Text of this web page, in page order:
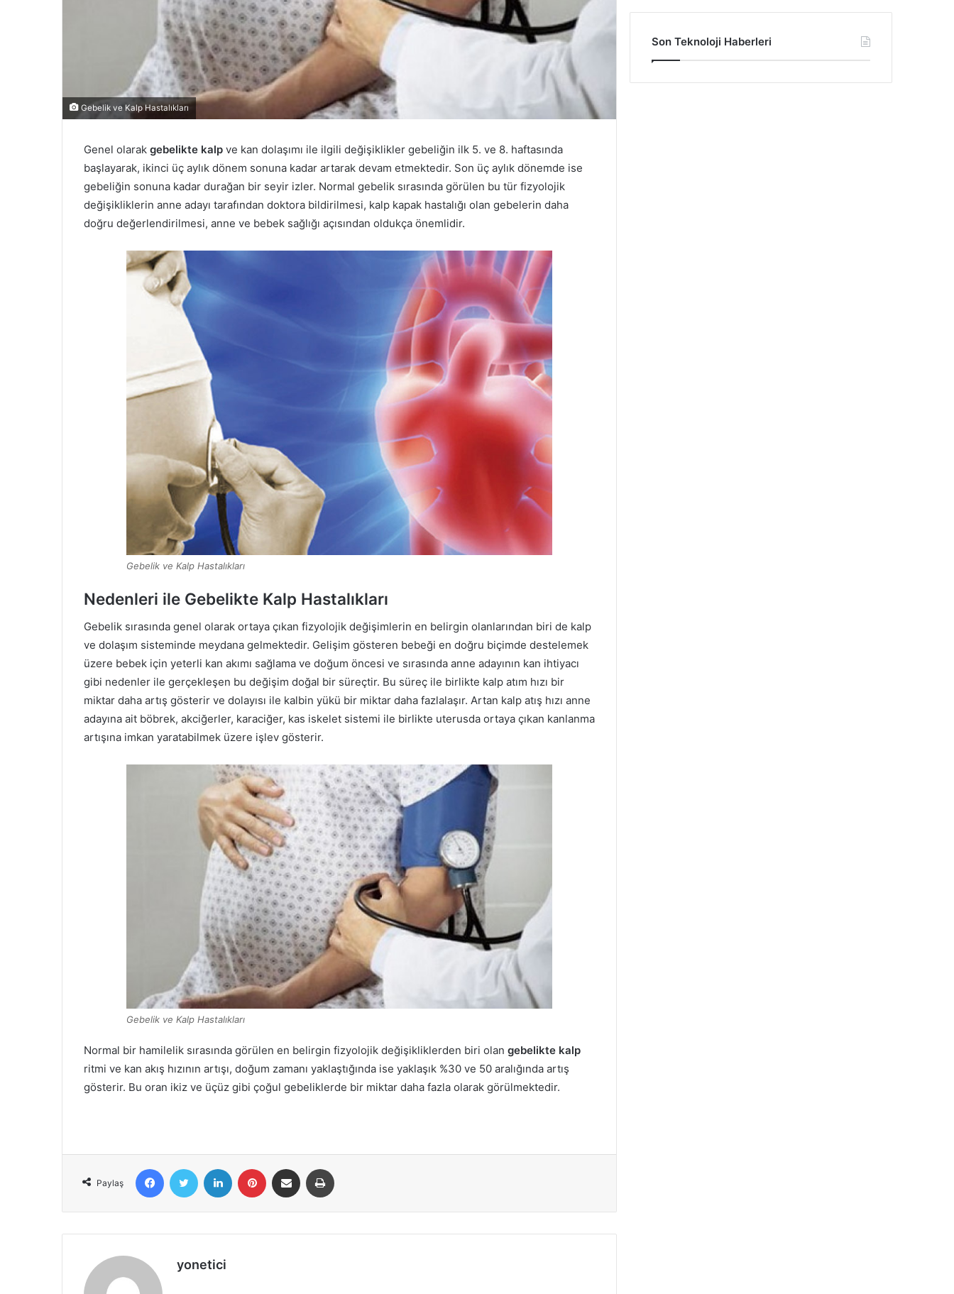
Gebelik ve Kalp Hastalıkları
Genel olarak gebelikte kalp ve kan dolaşımı ile ilgili değişiklikler gebeliğin ilk 5. ve 8. haftasında
başlayarak, ikinci üç aylık dönem sonuna kadar artarak devam etmektedir. Son üç aylık dönemde ise
gebeliğin sonuna kadar durağan bir seyir izler. Normal gebelik sırasında görülen bu tür fizyolojik
değişikliklerin anne adayı tarafından doktora bildirilmesi, kalp kapak hastalığı olan gebelerin daha
doğru değerlendirilmesi, anne ve bebek sağlığı açısından oldukça önemlidir.
Gebelik ve Kalp Hastalıkları
Nedenleri ile Gebelikte Kalp Hastalıkları
Gebelik sırasında genel olarak ortaya çıkan fizyolojik değişimlerin en belirgin olanlarından biri de kalp
ve dolaşım sisteminde meydana gelmektedir. Gelişim gösteren bebeği en doğru biçimde destelemek
üzere bebek için yeterli kan akımı sağlama ve doğum öncesi ve sırasında anne adayının kan ihtiyacı
gibi nedenler ile gerçekleşen bu değişim doğal bir süreçtir. Bu süreç ile birlikte kalp atım hızı bir
miktar daha artış gösterir ve dolayısı ile kalbin yükü bir miktar daha fazlalaşır. Artan kalp atış hızı anne
adayına ait böbrek, akciğerler, karaciğer, kas iskelet sistemi ile birlikte uterusda ortaya çıkan kanlanma
artışına imkan yaratabilmek üzere işlev gösterir.
Gebelik ve Kalp Hastalıkları
Normal bir hamilelik sırasında görülen en belirgin fizyolojik değişikliklerden biri olan gebelikte kalp
ritmi ve kan akış hızının artışı, doğum zamanı yaklaştığında ise yaklaşık %30 ve 50 aralığında artış
gösterir. Bu oran ikiz ve üçüz gibi çoğul gebeliklerde bir miktar daha fazla olarak görülmektedir.
Paylaş
Facebook LinkedIn Pinterest E-Posta ile paylaş
yonetici
Son Teknoloji Haberleri